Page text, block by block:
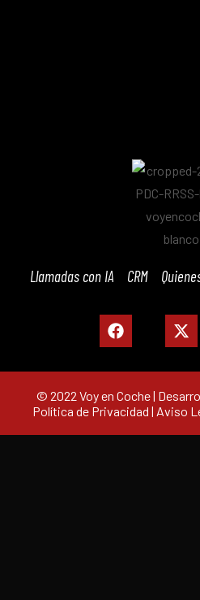
Llamadas con IA CRM
© 2022 Voy en Coche |
Política de Privacidad | Aviso